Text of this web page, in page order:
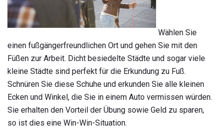
Wählen Sie
einen fußgängerfreundlichen Ort und gehen Sie mit den
Füßen zur Arbeit. Dicht besiedelte Städte und sogar viele
kleine Städte sind perfekt für die Erkundung zu Fuß.
Schnüren Sie diese Schuhe und erkunden Sie alle kleinen
Ecken und Winkel, die Sie in einem Auto vermissen würden.
Sie erhalten den Vorteil der Übung sowie Geld zu sparen,
so ist dies eine Win-Win-Situation.